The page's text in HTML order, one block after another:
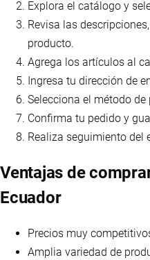
Explora el catálogo y
Revisa las
producto.
Agrega los artículos al
Ingresa tu dirección de
Selecciona el método
Confirma tu pedido y
Realiza seguimiento del
Ventajas de
Ecuador
Precios muy
Amplia variedad de